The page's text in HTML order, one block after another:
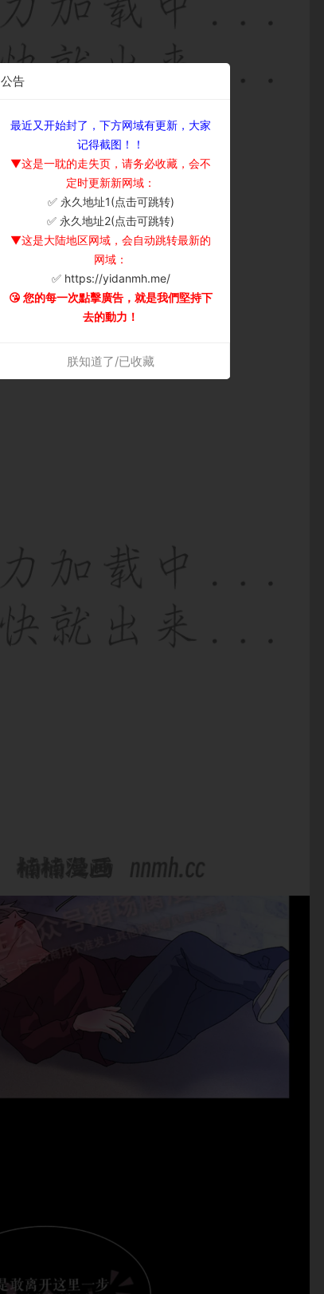
公告
最近又开始封了，下方网域有更新，大家
记得截图！！
▼这是一耽的走失页，请务必收藏，会不
定时更新新网域：
✅ 永久地址1(点击可跳转)
✅ 永久地址2(点击可跳转)
▼这是大陆地区网域，会自动跳转最新的
网域：
✅ https://yidanmh.me/
😘 您的每一次點擊廣告，就是我們堅持下
去的動力！
朕知道了/已收藏